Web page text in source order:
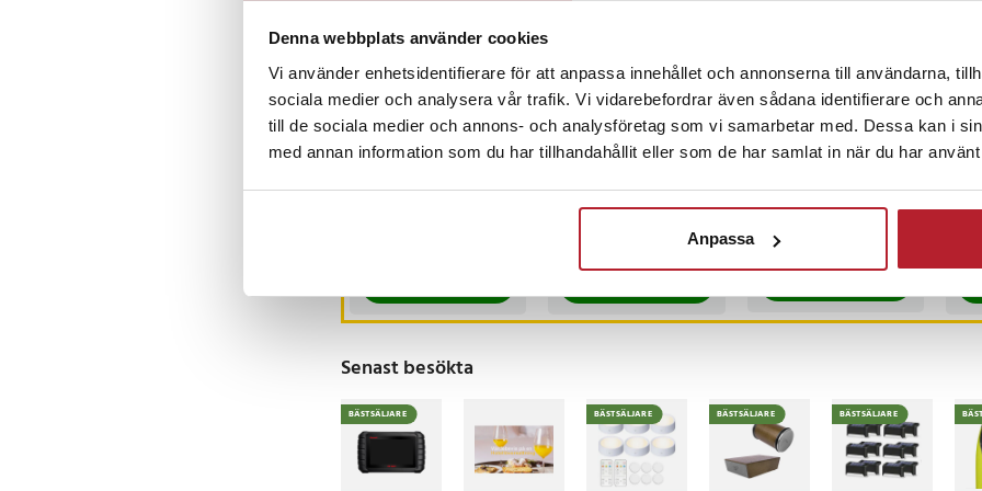
Denna webbplats använder cookies
Vi använder enhetsidentifierare för att anpassa innehållet och annonserna till användarna,
sociala medier och analysera vår trafik. Vi vidarebefordrar även sådana identifierare och
till de sociala medier och annons- och analysföretag som vi samarbetar med. Dessa kan i
med annan information som du har tillhandahållit eller som de har samlat in när du har
Anpassa
-32%
Set med
48delar
-31%
Masterchef
med 5 knivar - Känd
från Sveriges
I lager, levereras inom 1-2 vardagar
Fidgetleksak -
I lager, levereras inom 1-2 vardagar
Senast besökta
BÄSTSÄLJARE BÄSTSÄLJARE BÄSTSÄLJARE BÄSTSÄLJARE